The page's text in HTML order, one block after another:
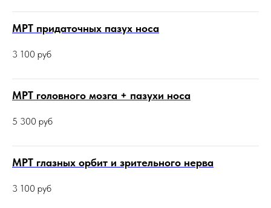
МРТ придаточных пазух носа
3 100 руб
МРТ головного мозга + пазухи носа
5 300 руб
МРТ глазных орбит и зрительного нерва
3 100 руб